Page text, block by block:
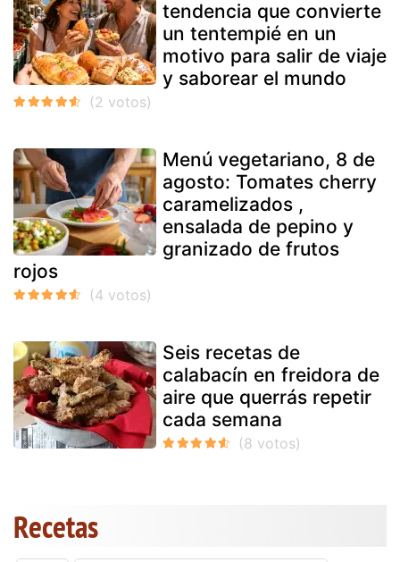
tendencia que convierte
un tentempié en un
motivo para salir de viaje
y saborear el mundo
Menú vegetariano, 8 de
agosto: Tomates cherry
caramelizados ,
ensalada de pepino y
granizado de frutos
rojos
Seis recetas de
calabacín en freidora de
aire que querrás repetir
cada semana
Recetas